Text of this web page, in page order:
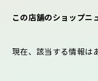
この店舗のショップニ
現在、該当する情報は